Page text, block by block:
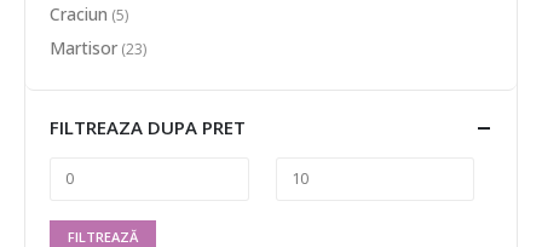
Craciun (5)
Martisor (23)
FILTREAZA DUPA PRET
FILTREAZĂ